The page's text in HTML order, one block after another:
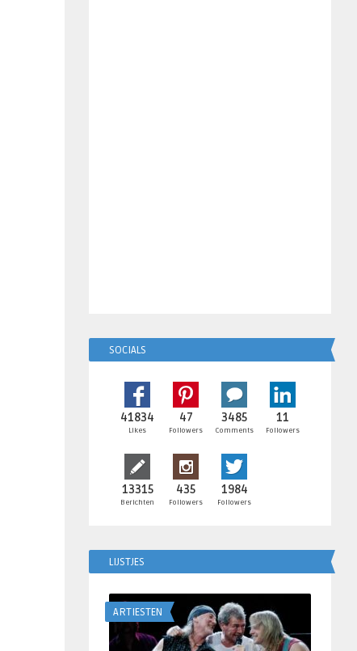
SOCIALS
41834
Likes
47
Followers
3485
Comments
11
Followers
13315
Berichten
435
Followers
1984
Followers
LIJSTJES
ARTIESTEN